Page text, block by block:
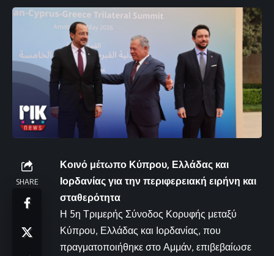
SHARE
Κοινό μέτωπο Κύπρου, Ελλάδας και
Ιορδανίας για την περιφερειακή ειρήνη και
σταθερότητα
Η 5η Τριμερής Σύνοδος Κορυφής μεταξύ
Κύπρου, Ελλάδας και Ιορδανίας, που
πραγματοποιήθηκε στο Αμμάν, επιβεβαίωσε